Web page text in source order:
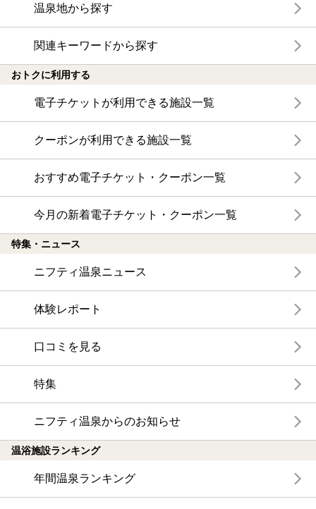
温泉地から探す
関連キーワードから探す
おトクに利用する
電子チケットが利用できる施設一覧
クーポンが利用できる施設一覧
おすすめ電子チケット・クーポン一覧
今月の新着電子チケット・クーポン一覧
特集・ニュース
ニフティ温泉ニュース
体験レポート
口コミを見る
特集
ニフティ温泉からのお知らせ
温浴施設ランキング
年間温泉ランキング